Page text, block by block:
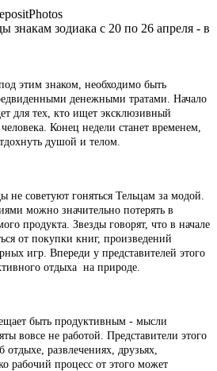
знакам зодиака с 20 по 26 апреля - в
этим знаком, необходимо быть
денежными тратами. Начало
для тех, кто ищет эксклюзивный
Конец недели станет временем,
душой и телом.
не советуют гоняться Тельцам за модой.
можно значительно потерять в
продукта. Звезды говорят, что в начале
от покупки книг, произведений
игр. Впереди у представителей этого
отдыха на природе.
быть продуктивным - мысли
вовсе не работой. Представители этого
отдыхе, развлечениях, друзьях,
рабочий процесс от этого может